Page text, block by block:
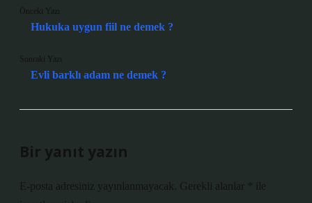
Önceki Yazı
Hukuka uygun fiil ne demek ?
Sonraki Yazı
Evli barklı adam ne demek ?
Bir yanıt yazın
E-posta adresiniz yayınlanmayacak. Gerekli alanlar
ile